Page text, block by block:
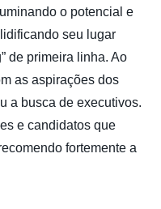
o potencial e
seu lugar
de primeira linha. Ao
as aspirações dos
a busca de executivos.
e candidatos que
fortemente a